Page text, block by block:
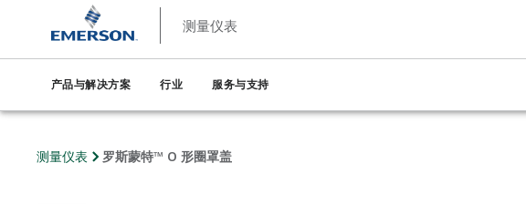
测量仪表
产品与解决方案 行业 服务与支持
测量仪表 罗斯蒙特™ O 形圈罩盖